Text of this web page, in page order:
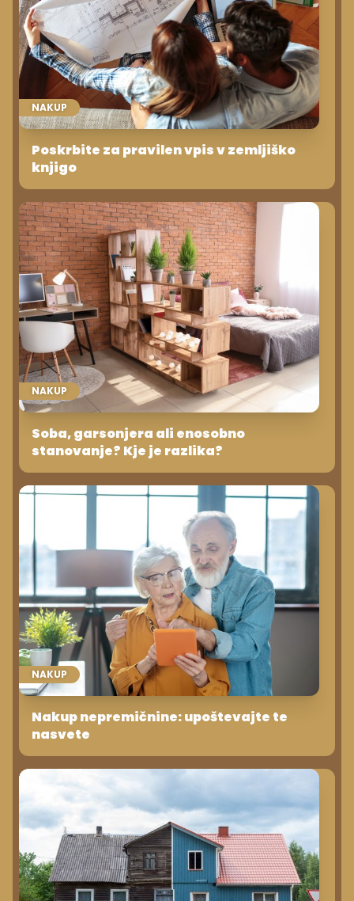
NAKUP
Poskrbite za pravilen vpis v zemljiško
knjigo
NAKUP
Soba, garsonjera ali enosobno
stanovanje? Kje je razlika?
NAKUP
Nakup nepremičnine: upoštevajte te
nasvete